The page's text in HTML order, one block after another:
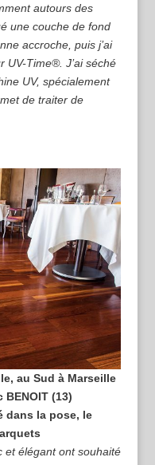
autours des
une couche de fond
accroche, puis j’ai
UV-Time®. J’ai séché
UV, spécialement
de traiter de
au Sud à Marseille
(13)
dans la pose, le
et élégant ont souhaité